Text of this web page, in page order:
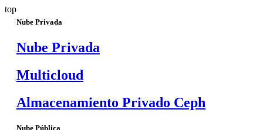
top
Nube Privada
Nube Privada
Multicloud
Almacenamiento Privado Ceph
Nube Pública